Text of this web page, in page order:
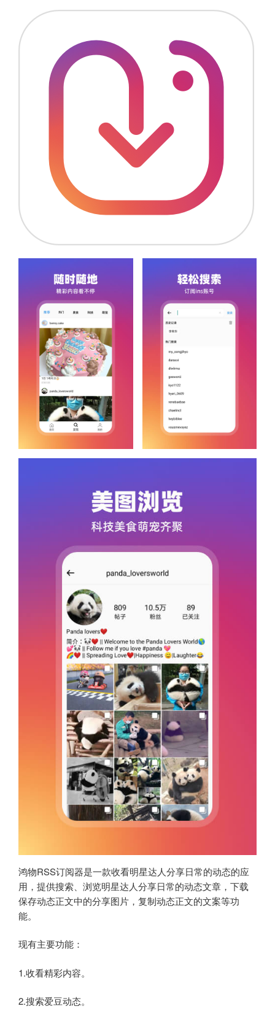
鸿物RSS订阅器是一款收看明星达人分享日常的动态的应
用，提供搜索、浏览明星达人分享日常的动态文章，下载
保存动态正文中的分享图片，复制动态正文的文案等功
能。
现有主要功能：
1.收看精彩内容。
2.搜索爱豆动态。